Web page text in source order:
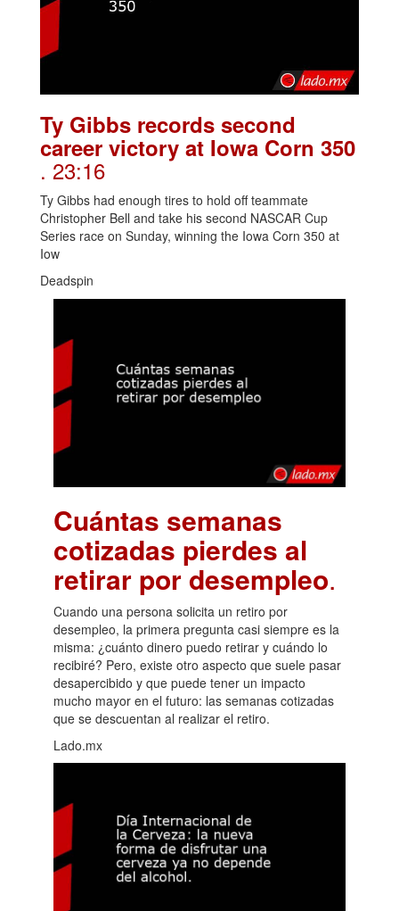
Ty Gibbs records second
career victory at Iowa Corn 350
. 23:16
Ty Gibbs had enough tires to hold off teammate
Christopher Bell and take his second NASCAR Cup
Series race on Sunday, winning the Iowa Corn 350 at
Iow
Deadspin
Cuántas semanas
cotizadas pierdes al
retirar por desempleo.
Cuando una persona solicita un retiro por
desempleo, la primera pregunta casi siempre es la
misma: ¿cuánto dinero puedo retirar y cuándo lo
recibiré? Pero, existe otro aspecto que suele pasar
desapercibido y que puede tener un impacto
mucho mayor en el futuro: las semanas cotizadas
que se descuentan al realizar el retiro.
Lado.mx